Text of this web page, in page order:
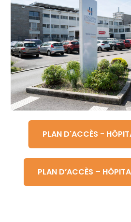
PLAN D'ACCÈS -
PLAN D’ACCÈS –